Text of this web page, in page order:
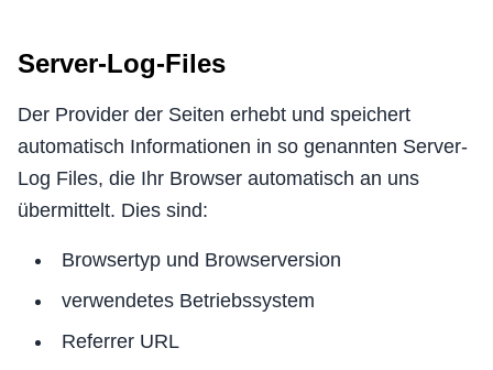
Server-Log-Files
Der Provider der Seiten erhebt und speichert
automatisch Informationen in so genannten Server-
Log Files, die Ihr Browser automatisch an uns
übermittelt. Dies sind:
Browsertyp und Browserversion
verwendetes Betriebssystem
Referrer URL